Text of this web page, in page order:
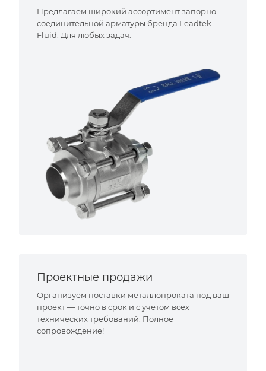
Предлагаем широкий ассортимент запорно-
соединительной арматуры бренда Leadtek
Fluid. Для любых задач.
Проектные продажи
Организуем поставки металлопроката под ваш
проект — точно в срок и с учётом всех
технических требований. Полное
сопровождение!